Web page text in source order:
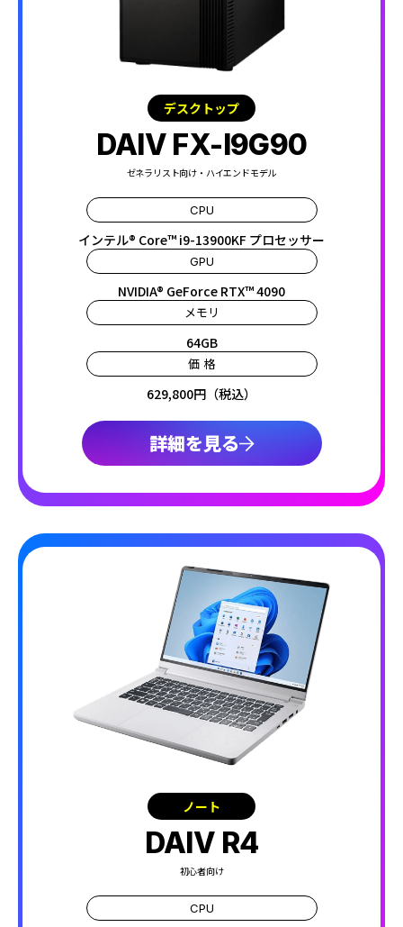
デスクトップ
DAIV FX-I9G90
ゼネラリスト向け・ハイエンドモデル
CPU
インテル® Core™ i9-13900KF プロセッサー
GPU
NVIDIA® GeForce RTX™ 4090
メモリ
64GB
価 格
629,800円（税込）
詳細を見る
ノート
DAIV R4
初心者向け
CPU